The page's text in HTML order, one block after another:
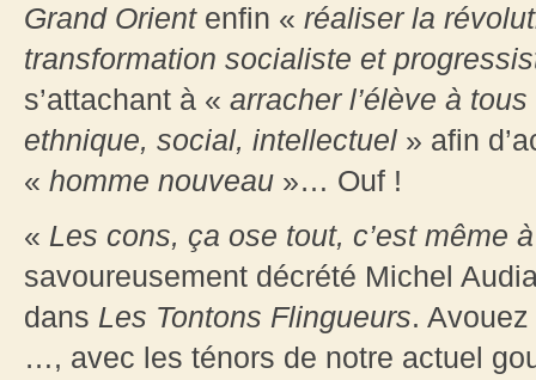
Grand Orient enfin « réaliser la
transformation socialiste et
s’attachant à « arracher l’élève à
ethnique, social, intellectuel » afin
« homme nouveau »… Ouf !
« Les cons, ça ose tout, c’est même
savoureusement décrété Michel
dans Les Tontons Flingueurs. Avouez
…, avec les ténors de notre actuel